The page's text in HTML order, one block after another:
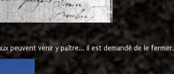
peuvent venir y paître... Il est demandé de le fermer.